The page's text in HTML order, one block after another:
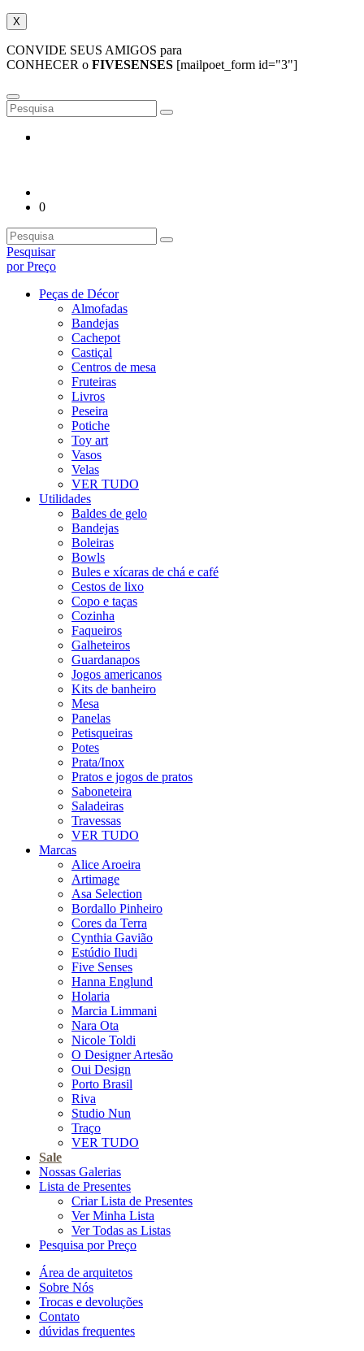
X
CONVIDE SEUS AMIGOS para
CONHECER o FIVESENSES [mailpoet_form id="3"]
0
Pesquisar
por Preço
Peças de Décor
Almofadas
Bandejas
Cachepot
Castiçal
Centros de mesa
Fruteiras
Livros
Peseira
Potiche
Toy art
Vasos
Velas
VER TUDO
Utilidades
Baldes de gelo
Bandejas
Boleiras
Bowls
Bules e xícaras de chá e café
Cestos de lixo
Copo e taças
Cozinha
Faqueiros
Galheteiros
Guardanapos
Jogos americanos
Kits de banheiro
Mesa
Panelas
Petisqueiras
Potes
Prata/Inox
Pratos e jogos de pratos
Saboneteira
Saladeiras
Travessas
VER TUDO
Marcas
Alice Aroeira
Artimage
Asa Selection
Bordallo Pinheiro
Cores da Terra
Cynthia Gavião
Estúdio Iludi
Five Senses
Hanna Englund
Holaria
Marcia Limmani
Nara Ota
Nicole Toldi
O Designer Artesão
Oui Design
Porto Brasil
Riva
Studio Nun
Traço
VER TUDO
Sale
Nossas Galerias
Lista de Presentes
Criar Lista de Presentes
Ver Minha Lista
Ver Todas as Listas
Pesquisa por Preço
Área de arquitetos
Sobre Nós
Trocas e devoluções
Contato
dúvidas frequentes